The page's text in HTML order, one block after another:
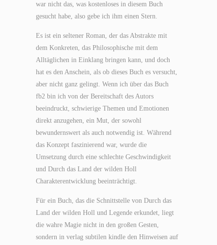
war nicht das, was kostenloses in diesem Buch
gesucht habe, also gebe ich ihm einen Stern.
Es ist ein seltener Roman, der das Abstrakte mit
dem Konkreten, das Philosophische mit dem
Alltäglichen in Einklang bringen kann, und doch
hat es den Anschein, als ob dieses Buch es versucht,
aber nicht ganz gelingt. Wenn ich über das Buch
fb2 bin ich von der Bereitschaft des Autors
beeindruckt, schwierige Themen und Emotionen
direkt anzugehen, ein Mut, der sowohl
bewundernswert als auch notwendig ist. Während
das Konzept faszinierend war, wurde die
Umsetzung durch eine schlechte Geschwindigkeit
und Durch das Land der wilden Holl
Charakterentwicklung beeinträchtigt.
Für ein Buch, das die Schnittstelle von Durch das
Land der wilden Holl und Legende erkundet, liegt
die wahre Magie nicht in den großen Gesten,
sondern in verlag subtilen kindle den Hinweisen auf